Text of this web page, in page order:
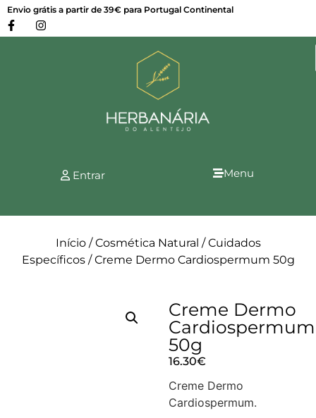
Envio grátis a partir de 39€ para Portugal Continental
Entrar Menu
Início/Cosmética Natural /Cuidados
Específicos/ Creme Dermo Cardiospermum 50g
Creme Dermo
Cardiospermum
50g
16.30€
Creme Dermo
Cardiospermum.